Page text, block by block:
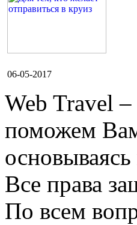
06-05-2017
Web Travel
поможем
Все права
По всем